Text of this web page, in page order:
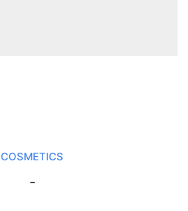
COSMETICS
-